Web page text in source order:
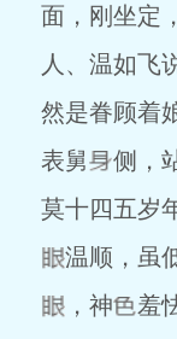
面，刚坐定
人、温如飞
然是眷顾着
表舅
侧，
莫十四五岁
温顺，虽
，神
羞